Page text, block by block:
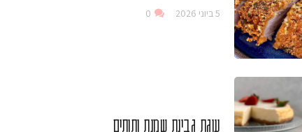
5 ביוני 2026 0
עוגת גבינת שמנת ותותים